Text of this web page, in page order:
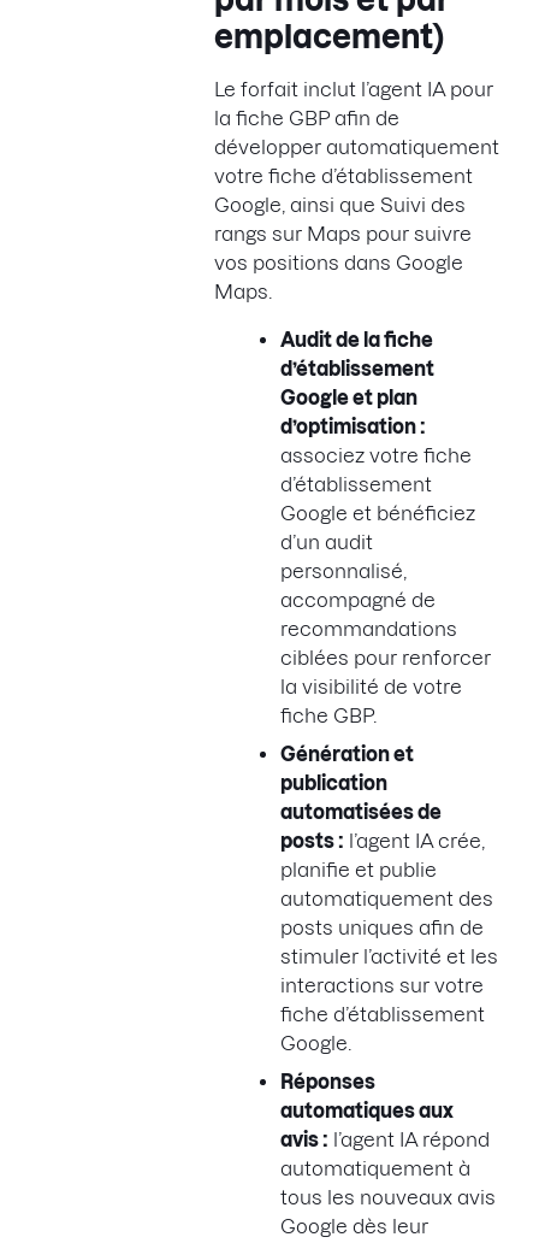
emplacement)
Le forfait inclut l’agent IA pour
la fiche GBP afin de
développer automatiquement
votre fiche d’établissement
Google, ainsi que Suivi des
rangs sur Maps pour suivre
vos positions dans Google
Maps.
Audit de la fiche
d’établissement
Google et plan
d’optimisation :
associez votre fiche
d’établissement
Google et bénéficiez
d’un audit
personnalisé,
accompagné de
recommandations
ciblées pour renforcer
la visibilité de votre
fiche GBP.
Génération et
publication
automatisées de
posts : l’agent IA crée,
planifie et publie
automatiquement des
posts uniques afin de
stimuler l’activité et les
interactions sur votre
fiche d’établissement
Google.
Réponses
automatiques aux
avis : l’agent IA répond
automatiquement à
tous les nouveaux avis
Google dès leur